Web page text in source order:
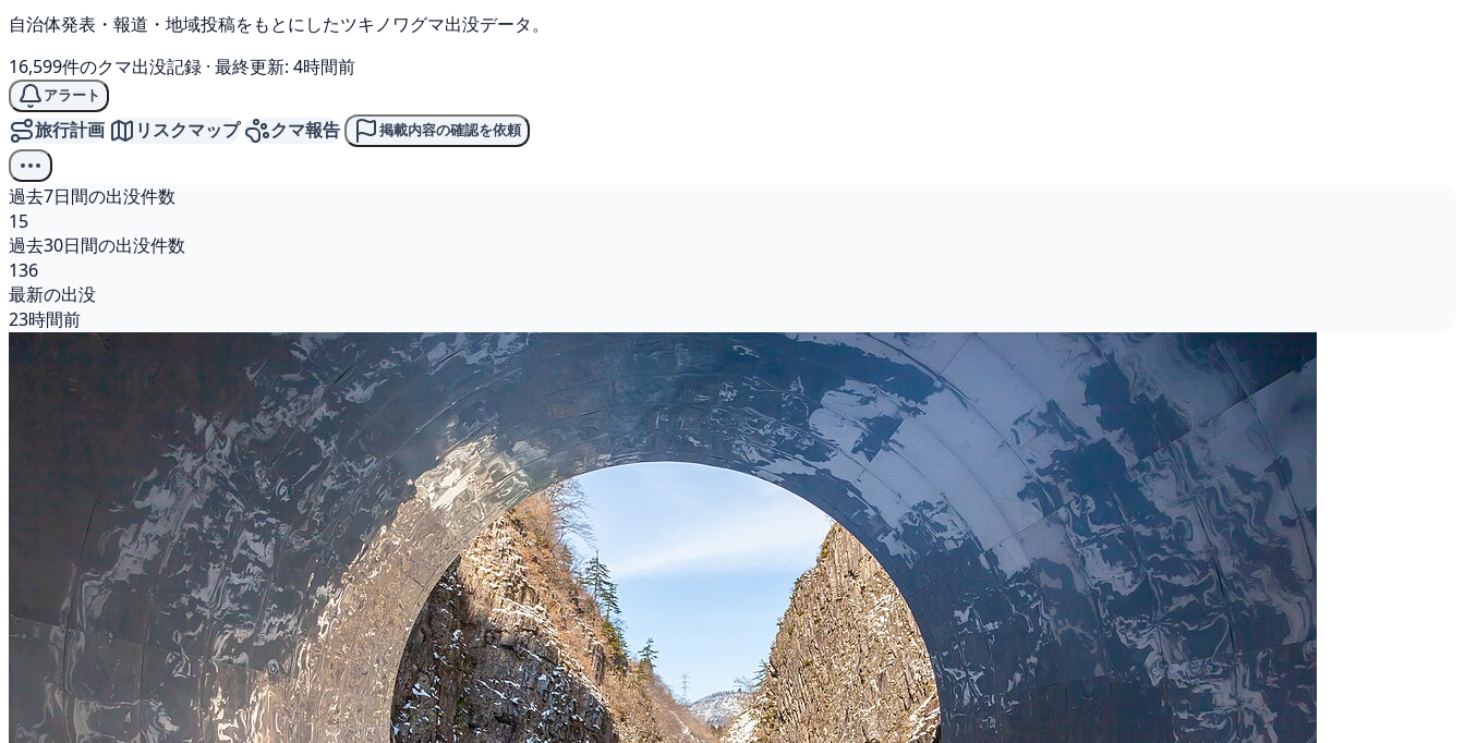
自治体発表・報道・地域投稿をもとにしたツキノワグマ出没データ。
16,599件のクマ出没記録 · 最終更新: 4時間前
アラート
旅行計画 リスクマップ クマ報告 掲載内容の確認を依頼
過去7日間の出没件数
15
過去30日間の出没件数
136
最新の出没
23時間前